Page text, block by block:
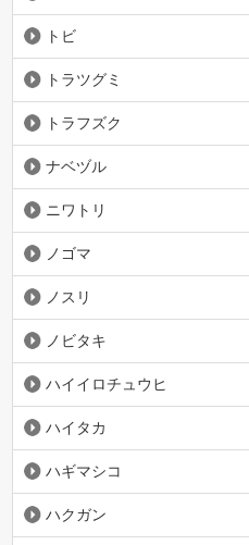
トビ
トラツグミ
トラフズク
ナベヅル
ニワトリ
ノゴマ
ノスリ
ノビタキ
ハイイロチュウヒ
ハイタカ
ハギマシコ
ハクガン